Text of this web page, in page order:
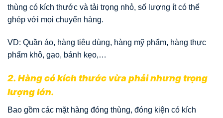
thùng có kích thước và tải trọng nhỏ, số lượng ít có thể
ghép với mọi chuyến hàng.
VD: Quần áo, hàng tiêu dùng, hàng mỹ phẩm, hàng thực
phẩm khô, gạo, bánh kẹo,…
2. Hàng có kích thước vừa phải nhưng trọng
lượng lớn.
Bao gồm các mặt hàng đóng thùng, đóng kiện có kích